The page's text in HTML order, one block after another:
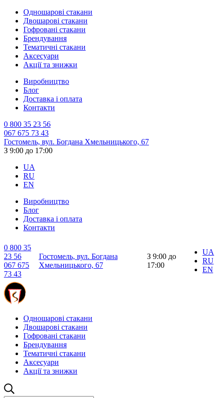
Одношарові стакани
Двошарові стакани
Гофровані стакани
Брендування
Тематичні стакани
Аксесуари
Акції та знижки
Виробництво
Блог
Доставка і оплата
Контакти
0 800 35 23 56
067 675 73 43
Гостомель, вул. Богдана Хмельницького, 67
З 9:00 до 17:00
UA
RU
EN
Виробництво
Блог
Доставка і оплата
Контакти
0 800 35
23 56
067 675
73 43
Гостомель, вул. Богдана
Хмельницького, 67
З 9:00 до
17:00
UA
RU
EN
Одношарові стакани
Двошарові стакани
Гофровані стакани
Брендування
Тематичні стакани
Аксесуари
Акції та знижки